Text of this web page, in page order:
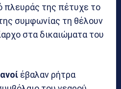
πλευράς της πέτυχε το
συμφωνίας τη θέλουν
στα δικαιώματα του
έβαλαν ρήτρα